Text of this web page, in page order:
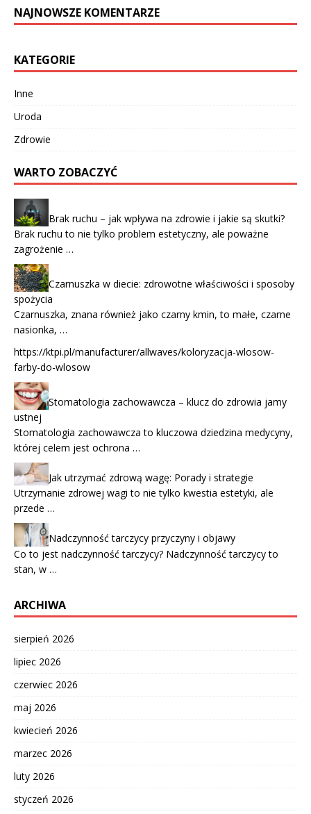
NAJNOWSZE KOMENTARZE
KATEGORIE
Inne
Uroda
Zdrowie
WARTO ZOBACZYĆ
Brak ruchu – jak wpływa na zdrowie i jakie są skutki?
Brak ruchu to nie tylko problem estetyczny, ale poważne
zagrożenie …
Czarnuszka w diecie: zdrowotne właściwości i sposoby
spożycia
Czarnuszka, znana również jako czarny kmin, to małe, czarne
nasionka, …
https://ktpi.pl/manufacturer/allwaves/koloryzacja-wlosow-
farby-do-wlosow
Stomatologia zachowawcza – klucz do zdrowia jamy
ustnej
Stomatologia zachowawcza to kluczowa dziedzina medycyny,
której celem jest ochrona …
Jak utrzymać zdrową wagę: Porady i strategie
Utrzymanie zdrowej wagi to nie tylko kwestia estetyki, ale
przede …
Nadczynność tarczycy przyczyny i objawy
Co to jest nadczynność tarczycy? Nadczynność tarczycy to
stan, w …
ARCHIWA
sierpień 2026
lipiec 2026
czerwiec 2026
maj 2026
kwiecień 2026
marzec 2026
luty 2026
styczeń 2026